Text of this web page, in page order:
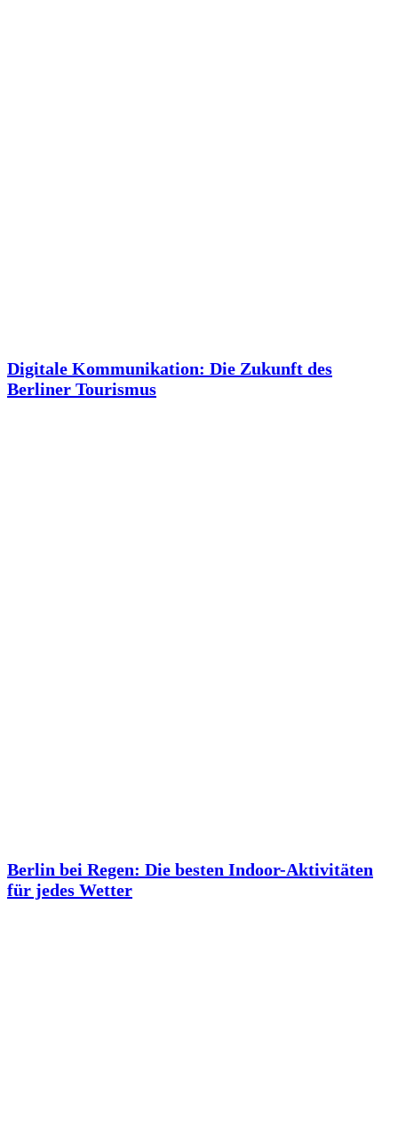
Digitale Kommunikation: Die Zukunft des
Berliner Tourismus
Berlin bei Regen: Die besten Indoor-Aktivitäten
für jedes Wetter